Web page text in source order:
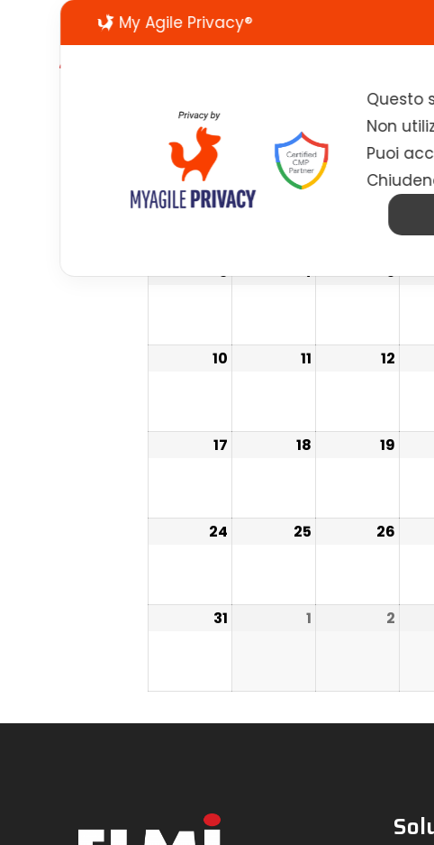
Eventi in
LUN MAR MER
26 27 28
3 4 5
10 11 12
17 18 19
24 25 26
31 1 2
My Agile Privacy®
Questo
Non
Puoi